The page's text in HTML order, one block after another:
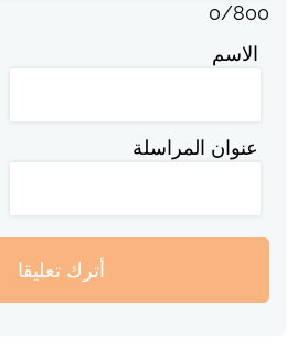
0/800
الاسم
عنوان المراسلة
أترك تعليقا